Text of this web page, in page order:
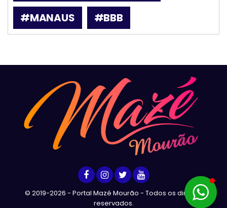
#MANAUS
#BBB
© 2019-2026 - Portal Mazé Mourão - Todos os direitos
reservados.